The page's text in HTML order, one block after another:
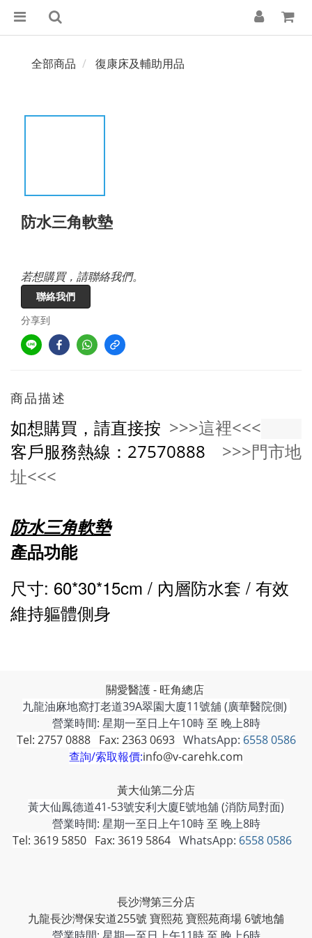
全部商品 復康床及輔助用品
防水三角軟墊
若想購買，請聯絡我們。
聯絡我們
分享到
商品描述
如想購買，請直接按 >>>這裡<<<
客戶服務熱線：27570888 >>>門市地
址<<<
防水三角軟墊
產品功能
尺寸: 60*30*15cm / 內層防水套 / 有效
維持軀體側身
關愛醫護 - 旺角總店
九龍油麻地窩打老道39A翠園大廈11號舖 (廣華醫院側)
營業時間: 星期一至日上午10時 至 晚上8時
Tel: 2757 0888 Fax: 2363 0693WhatsApp: 6558 0586
查詢/索取報價:info@v-carehk.com
黃大仙第二分店
黃大仙鳳德道41-53號安利大廈E號地舖 (消防局對面)
營業時間: 星期一至日上午10時 至 晚上8時
Tel: 3619 5850 Fax: 3619 5864WhatsApp: 6558 0586
長沙灣第三分店
九龍長沙灣保安道255號 寶熙苑 寶熙苑商場 6號地舗